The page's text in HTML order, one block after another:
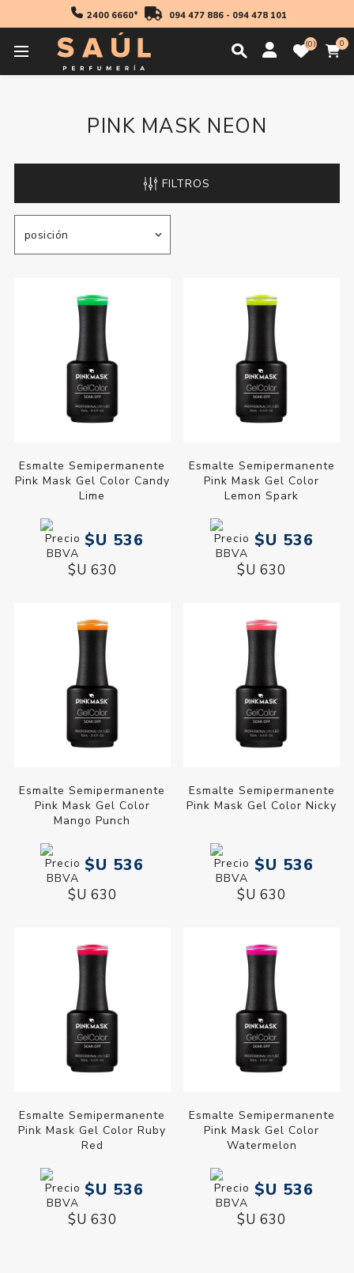
2400 6660* 094 477 886- 094 478 101
0 0
Inicio
PINK MASK NEON
FILTROS
Esmalte Semipermanente
Pink Mask Gel Color Candy
Lime
$U 536
$U 630
Esmalte Semipermanente
Pink Mask Gel Color
Lemon Spark
$U 536
$U 630
Esmalte Semipermanente
Pink Mask Gel Color
Mango Punch
$U 536
$U 630
Esmalte Semipermanente
Pink Mask Gel Color Nicky
$U 536
$U 630
Esmalte Semipermanente
Pink Mask Gel Color Ruby
Red
$U 536
$U 630
Esmalte Semipermanente
Pink Mask Gel Color
Watermelon
$U 536
$U 630